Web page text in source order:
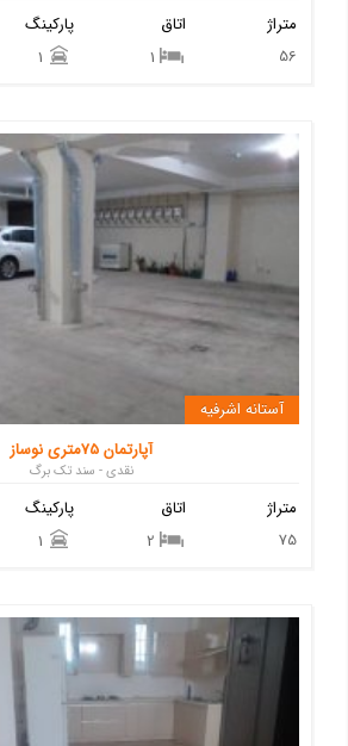
پارکینگ
اتاق
متراژ
56
آستانه اشرفیه
آپارتمان 75متری نوساز
نقدی - سند تک برگ
پارکینگ
اتاق
متراژ
75